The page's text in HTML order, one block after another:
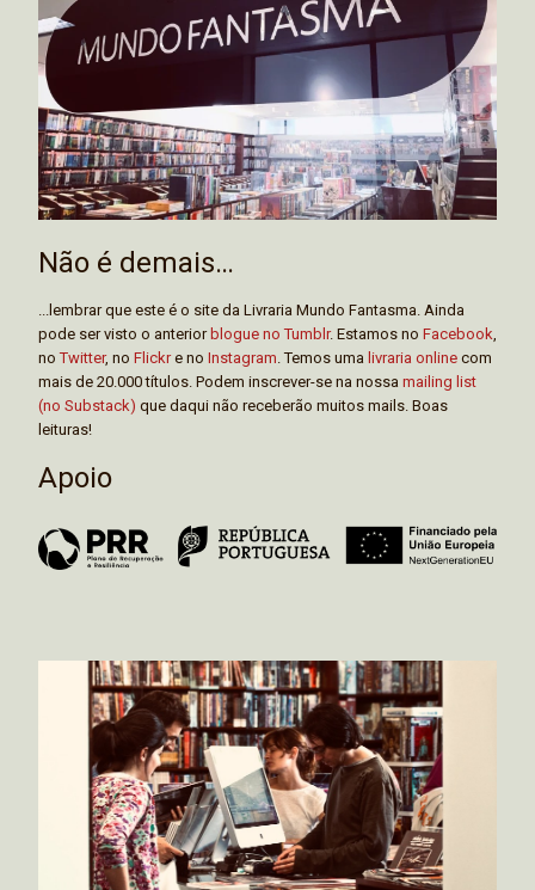
Não é demais…
...lembrar que este é o site da Livraria Mundo Fantasma. Ainda
pode ser visto o anteriorblogue no Tumblr. Estamos no Facebook
noTwitter, no Flickre no Instagram . Temos uma livraria online com
mais de 20.000 títulos. Podem inscrever-se na nossa mailing list
(no Substack) que daqui não receberão muitos mails. Boas
leituras!
Apoio